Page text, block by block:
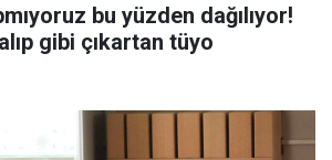
bu yüzden dağılıyor!
gibi çıkartan tüyo